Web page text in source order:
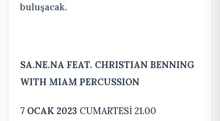
buluşacak.
SA.NE.NA FEAT. CHRISTIAN BENNING
WITH MIAM PERCUSSION
7 OCAK 2023 CUMARTESİ 21.00